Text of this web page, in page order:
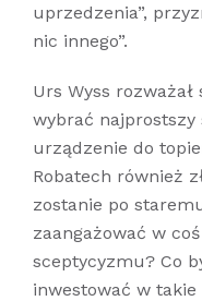
uprzedzenia”,
nic innego”.
Urs Wyss
wybrać najprostszy
urządzenie do
Robatech również
zostanie po
zaangażować w
sceptycyzmu? Co
inwestować w